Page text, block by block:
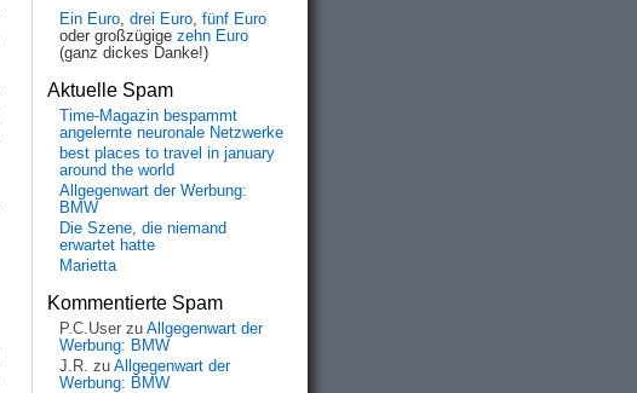
Ein Euro, drei Euro, fünf Euro
oder großzügige zehn Euro
(ganz dickes Danke!)
Aktuelle Spam
Time-Magazin bespammt
angelernte neuronale Netzwerke
best places to travel in january
around the world
Allgegenwart der Werbung:
BMW
Die Szene, die niemand
erwartet hatte
Marietta
Kommentierte Spam
P.C.User zu Allgegenwart der
Werbung: BMW
J.R. zu Allgegenwart der
Werbung: BMW